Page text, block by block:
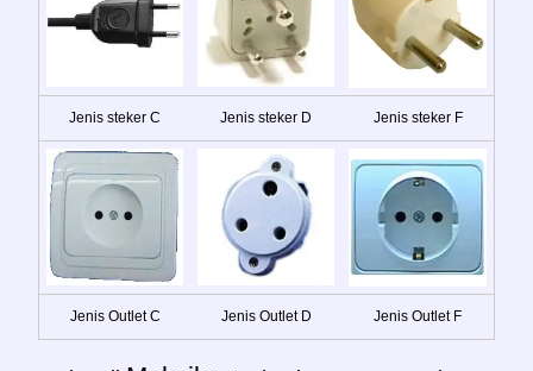
Jenis steker C Jenis steker D Jenis steker F
Jenis Outlet C Jenis Outlet D Jenis Outlet F